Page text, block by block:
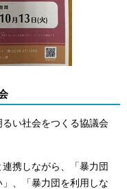
い社会をつくる協議会
携しながら、「暴力団
、「暴力団を利用しな